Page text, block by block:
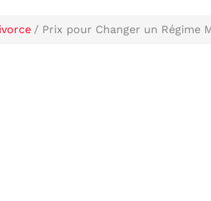
Prix pour Changer un Régime